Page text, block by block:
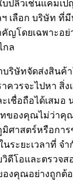
ปลิวเช่นแคมเป
เลือก บริษัท ที่
คัญโดยเฉพาะอ
กล
ริษัทจัดส่งสินค้
ควรจะไปหา สิ่
เชื่อถือได้เสมอ
ของคุณไม่ว่าคุ
ศาสตร์หรือการ
ระยะเวลาที่ จ
ดีโอและตรวจส
องคุณอย่างถูกต้